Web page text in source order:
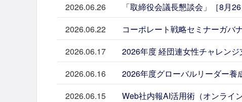
2026.06.26
「取締役会議長懇談会」［8月26
2026.06.22
コーポレート戦略セミナーガバ
2026.06.17
2026年度 経団連女性チャレン
2026.06.16
2026年度グローバルリーダー養
2026.06.15
Web社内報AI活用術（オンライ